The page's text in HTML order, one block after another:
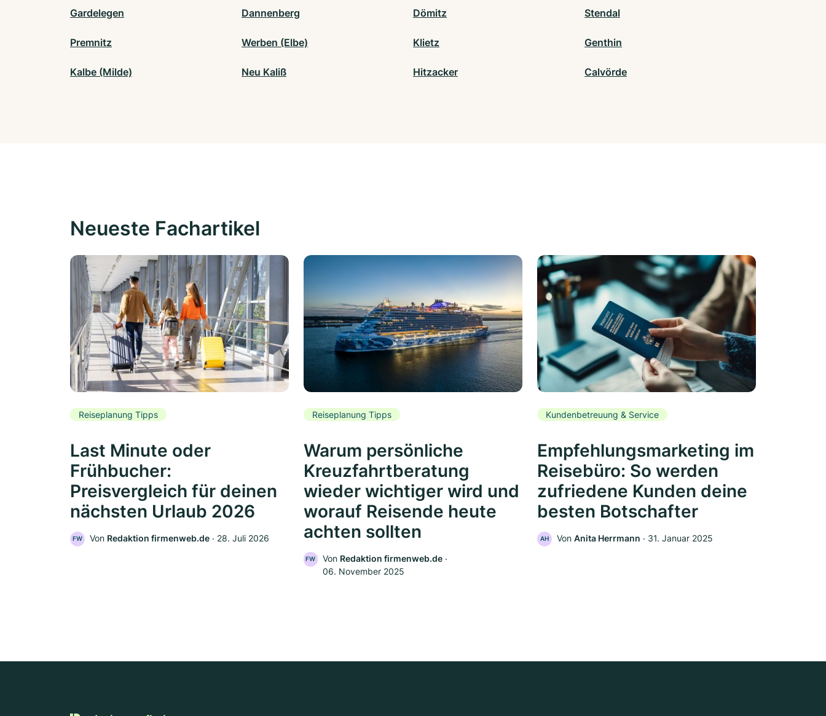
Gardelegen Dannenberg Dömitz Stendal
Premnitz Werben (Elbe) Klietz Genthin
Kalbe (Milde) Neu Kaliß Hitzacker Calvörde
Neueste Fachartikel
Reiseplanung Tipps
Last Minute oder
Frühbucher:
Preisvergleich für deinen
nächsten Urlaub 2026
FW Von Redaktion firmenweb.de ‧ 28. Juli 2026
Reiseplanung Tipps
Warum persönliche
Kreuzfahrtberatung
wieder wichtiger wird und
worauf Reisende heute
achten sollten
FW Von Redaktion firmenweb.de‧
06. November 2025
Kundenbetreuung & Service
Empfehlungsmarketing im
Reisebüro: So werden
zufriedene Kunden deine
besten Botschafter
AH Von Anita Herrmann ‧ 31. Januar 2025